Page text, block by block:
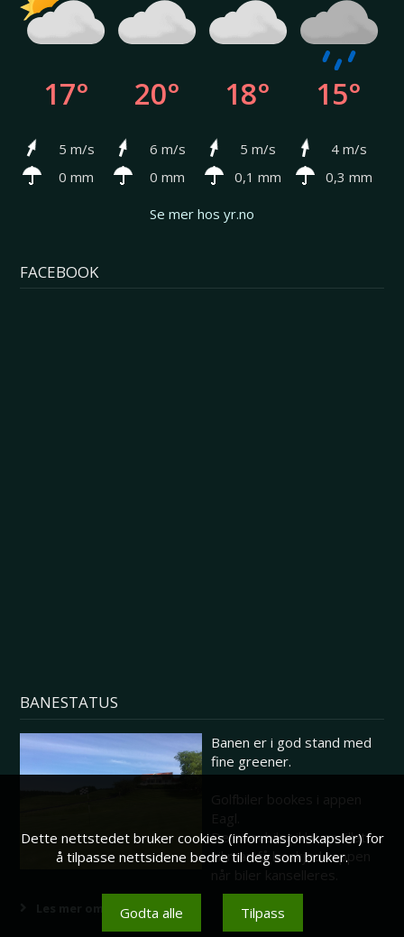
17°
5 m/s
0 mm
20°
6 m/s
0 mm
18°
5 m/s
0,1 mm
15°
4 m/s
0,3 mm
Se mer hos yr.no
FACEBOOK
BANESTATUS
Banen er i god stand med
fine greener.
Dersom biler ikke er tillatt
vil man få beskjed i appen
Les mer om banestatus her
Dette nettstedet bruker cookies (informasjonskapsler) for
å tilpasse nettsidene bedre til deg som bruker.
Godta alle Tilpass